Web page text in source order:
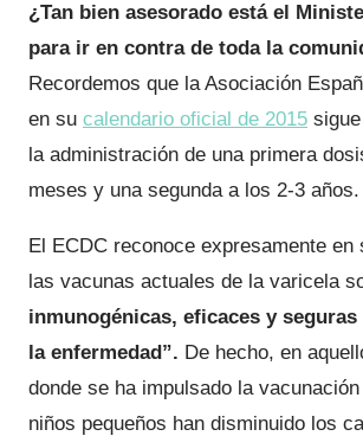
¿Tan bien asesorado está el
para ir en contra de toda la
Recordemos que la Asociación
en su calendario oficial de 2015
la administración de una primera
meses y una segunda a los 2-3 años.
El ECDC reconoce expresamente en
las vacunas actuales de la varicela
inmunogénicas, eficaces y
la enfermedad”. De hecho, en
donde se ha impulsado la
niños pequeños han disminuido los